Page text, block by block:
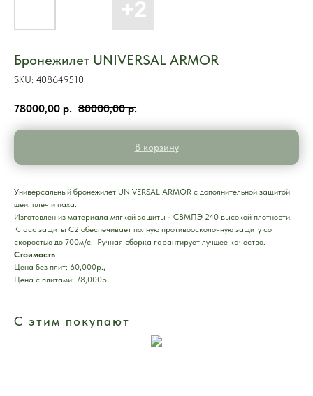
Бронежилет UNIVERSAL ARMOR
SKU: 408649510
78000,00 р. 80000,00 р.
В корзину
Универсальный бронежилет UNIVERSAL ARMOR с дополнительной защитой
шеи, плеч и паха.
Изготовлен из материала мягкой защиты - СВМПЭ 240 высокой плотности.
Класс защиты С2 обеспечивает полную противоосколочную защиту со
скоростью до 700м/с. Ручная сборка гарантирует лучшее качество.
Стоимость
Цена без плит: 60,000р.,
Цена с плитами: 78,000р.
С этим покупают